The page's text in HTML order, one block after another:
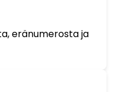
eränumerosta ja